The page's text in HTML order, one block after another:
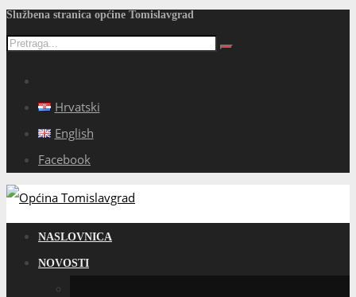
Službena stranica općine Tomislavgrad
Hrvatski
English
Facebook
NASLOVNICA
NOVOSTI